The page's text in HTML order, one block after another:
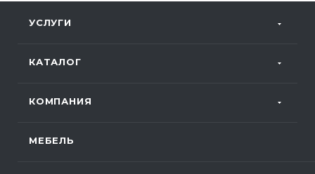
УСЛУГИ
КАТАЛОГ
КОМПАНИЯ
МЕБЕЛЬ